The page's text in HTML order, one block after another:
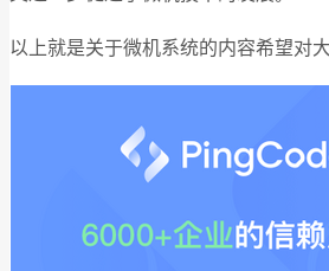
以上就是关于微机系统的内容希望对